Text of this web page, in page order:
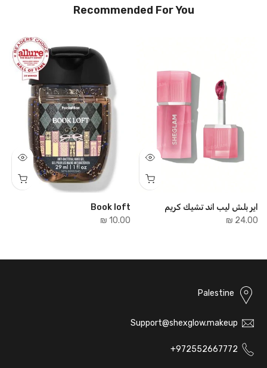
Recommended For You
اير بلش ليب اند تشيك كريم
24.00 ₪
Book loft
10.00 ₪
Palestine
Support@shexglow.makeup
972552667772+